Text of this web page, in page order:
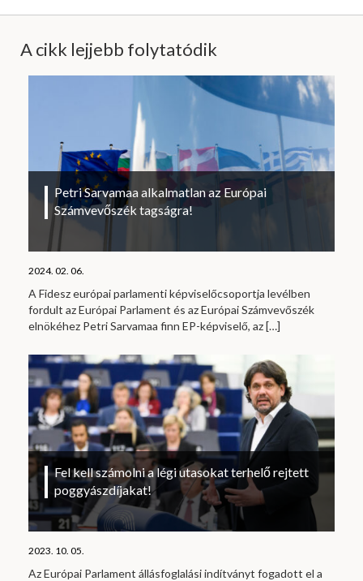
A cikk lejjebb folytatódik
Petri Sarvamaa alkalmatlan az Európai
Számvevőszék tagságra!
2024. 02. 06.
A Fidesz európai parlamenti képviselőcsoportja levélben
fordult az Európai Parlament és az Európai Számvevőszék
elnökéhez Petri Sarvamaa finn EP-képviselő, az[…]
Fel kell számolni a légi utasokat terhelő rejtett
poggyászdíjakat!
2023. 10. 05.
Az Európai Parlament állásfoglalási indítványt fogadott el a